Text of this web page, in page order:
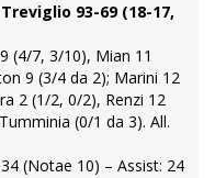
93-69 (18-17,
(4/7, 3/10), Mian 11
9 (3/4 da 2); Marini 12
2 (1/2, 0/2), Renzi 12
(0/1 da 3). All.
(Notae 10) – Assist: 24